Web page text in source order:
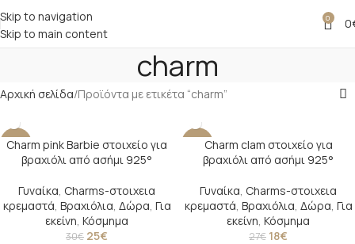
Skip to navigation
Skip to main content
0 0
charm
Αρχική σελίδα Προϊόντα με ετικέτα “charm”
-17%
Charm pink Barbie στοιχείο για
βραχιόλι από ασήμι 925°
Γυναίκα, Charms-στοιχεια
κρεμαστά, Βραχιόλια, Δώρα, Για
εκείνη, Κόσμημα
30€ 25€
-33%Charm clam στοιχείο για
βραχιόλι από ασήμι 925°
Γυναίκα, Charms-στοιχεια
κρεμαστά, Βραχιόλια, Δώρα, Για
εκείνη, Κόσμημα
27€ 18€